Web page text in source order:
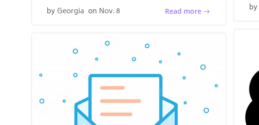
byGeorgia on Nov. 8 Read more by